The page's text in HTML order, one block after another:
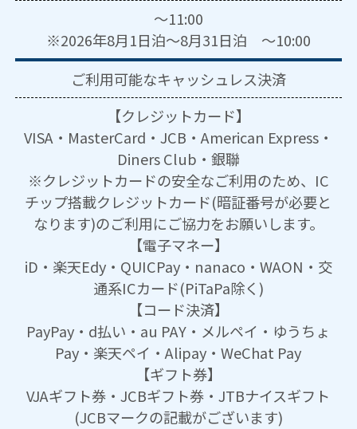
～11:00
※2026年8月1日泊～8月31日泊 ～10:00
ご利用可能なキャッシュレス決済
【クレジットカード】
VISA・MasterCard・JCB・American Express・
Diners Club・銀聯
※クレジットカードの安全なご利用のため、IC
チップ搭載クレジットカード(暗証番号が必要と
なります)のご利用にご協力をお願いします。
【電子マネー】
iD・楽天Edy・QUICPay・nanaco・WAON・交
通系ICカード(PiTaPa除く)
【コード決済】
PayPay・d払い・au PAY・メルペイ・ゆうちょ
Pay・楽天ペイ・Alipay・WeChat Pay
【ギフト券】
VJAギフト券・JCBギフト券・JTBナイスギフト
(JCBマークの記載がございます)